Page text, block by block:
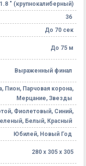
1.8 " (крупнокалиберный)
36
До 70 сек
До 75 м
Выраженный финал
Пион, Парчовая корона,
Мерцание, Звезды
Фиолетовый, Синий,
Белый, Красный
Юбилей, Новый Год
280 х 305 х 305